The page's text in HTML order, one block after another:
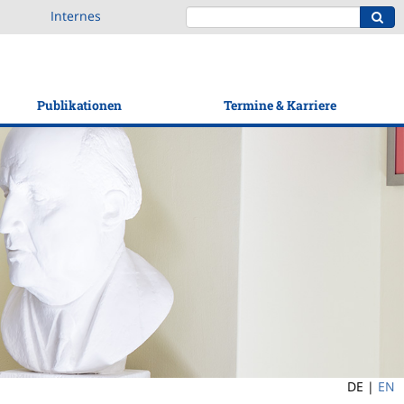
Internes
Publikationen Termine & Karriere
DE | EN